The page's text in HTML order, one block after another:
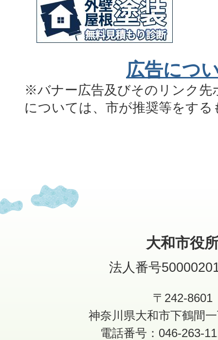
広告につ
※バナー広告及びそのリンク先
については、市が推奨等をす
大和市役
法人番号
〒242-8601
神奈川県大和市下鶴間
電話番号：046-263-